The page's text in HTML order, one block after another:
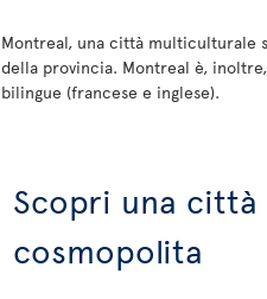
Montreal, una città multiculturale
della provincia. Montreal è,
bilingue (francese e inglese).
Scopri una città
cosmopolita